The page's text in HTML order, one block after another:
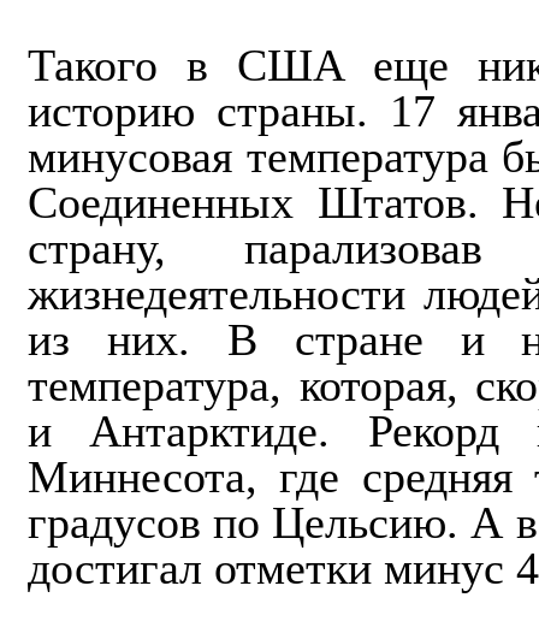
Такого в США еще
историю страны. 17
минусовая температура
Соединенных Штатов.
страну,
жизнедеятельности
из них. В стране и
температура, которая,
и Антарктиде. Рекорд
Миннесота, где средняя
градусов по Цельсию. А
достигал отметки минус